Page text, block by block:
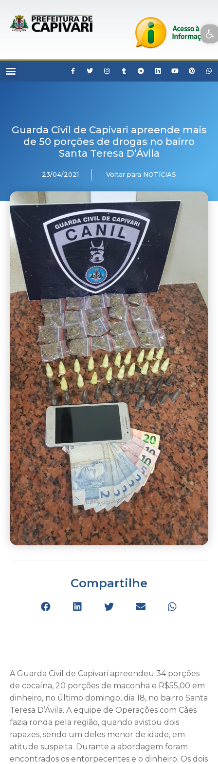
Open toolbar
Guarda Civil de Capivari apreende mais
de 50 porções de drogas no bairro
Santa Teresa D’Ávila
23/04/2021 Voltar para NOTÍCIAS
Compartilhe
A Guarda Civil de Capivari apreendeu 34 porções
de cocaína, 20 porções de maconha e R$55,00 em
dinheiro, no último domingo, dia 18, no bairro Santa
Teresa D’Ávila. A equipe de Operações com Cães
fazia ronda pela região, quando avistou dois
rapazes, sendo um deles menor de idade, em
atitude suspeita. Durante a abordagem foram
encontrados os entorpecentes e o dinheiro. Os dois